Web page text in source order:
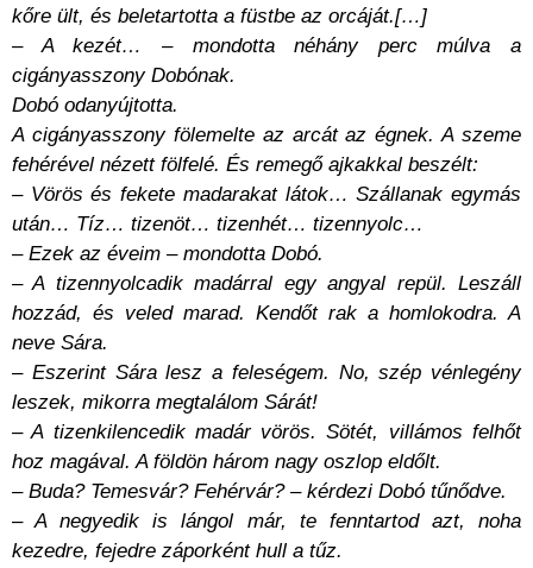
kőre ült, és beletartotta a füstbe az orcáját.[…]
– A kezét… – mondotta néhány perc múlva a
cigányasszony Dobónak.
Dobó odanyújtotta.
A cigányasszony fölemelte az arcát az égnek. A szeme
fehérével nézett fölfelé. És remegő ajkakkal beszélt:
– Vörös és fekete madarakat látok… Szállanak egymás
után… Tíz… tizenöt… tizenhét… tizennyolc…
– Ezek az éveim – mondotta Dobó.
– A tizennyolcadik madárral egy angyal repül. Leszáll
hozzád, és veled marad. Kendőt rak a homlokodra. A
neve Sára.
– Eszerint Sára lesz a feleségem. No, szép vénlegény
leszek, mikorra megtalálom Sárát!
– A tizenkilencedik madár vörös. Sötét, villámos felhőt
hoz magával. A földön három nagy oszlop eldőlt.
– Buda? Temesvár? Fehérvár? – kérdezi Dobó tűnődve.
– A negyedik is lángol már, te fenntartod azt, noha
kezedre, fejedre záporként hull a tűz.